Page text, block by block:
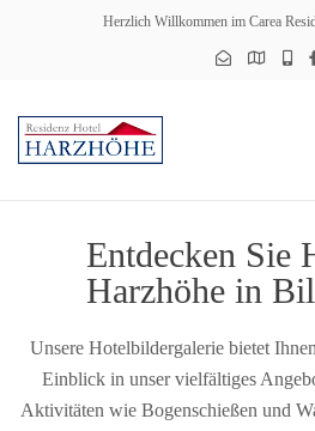
Herzlich Willkommen im Carea
Entdecken Sie
Harzhöhe in
Unsere Hotelbildergalerie bietet
Einblick in unser vielfältiges
Aktivitäten wie Bogenschießen und